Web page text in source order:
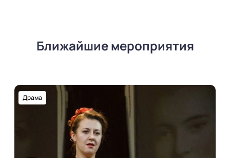
Ближайшие мероприятия
Драма